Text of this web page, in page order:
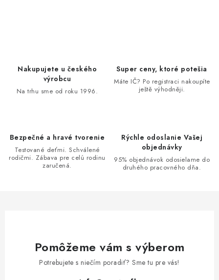
p
v
Nakupujete u českého
výrobcu
Na trhu sme od roku 1996.
Super ceny, ktoré potešia
Máte IČ? Po registraci nakoupíte
ještě výhodněji.
Bezpečné a hravé tvorenie
Testované deťmi. Schválené
rodičmi. Zábava pre celú rodinu
zaručená.
Rýchle odoslanie Vašej
objednávky
95% objednávok odosielame do
druhého pracovného dňa.
Pomôžeme vám s výberom
Potrebujete s niečím poradiť? Sme tu pre vás!